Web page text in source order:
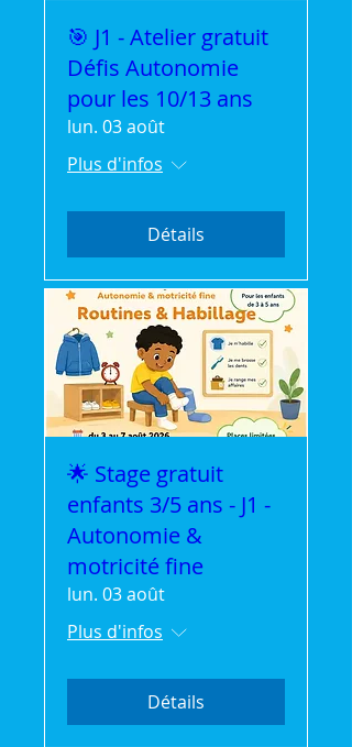
🎯 J1 - Atelier gratuit
Défis Autonomie
pour les 10/13 ans
lun. 03 août
Plus d'infos
Détails
🌟 Stage gratuit
enfants 3/5 ans - J1 -
Autonomie &
motricité fine
lun. 03 août
Plus d'infos
Détails